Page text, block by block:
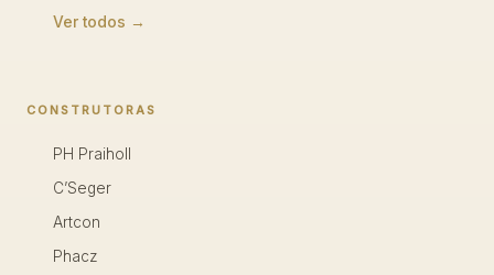
Ver todos →
CONSTRUTORAS
PH Praiholl
C’Seger
Artcon
Phacz